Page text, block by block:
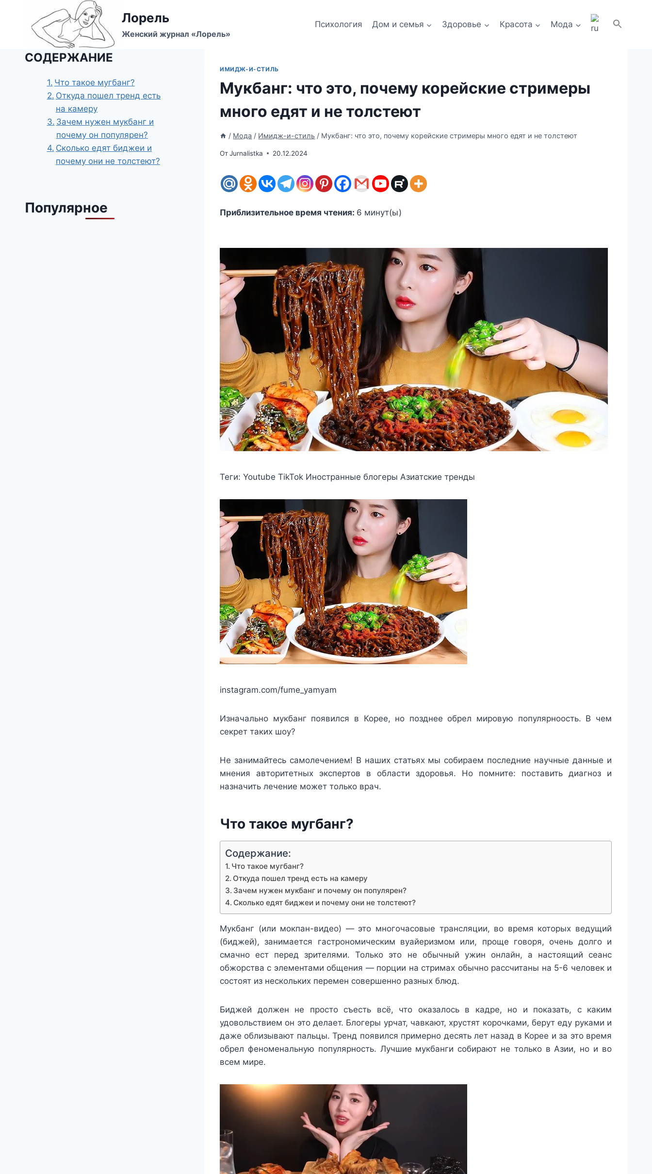
содержимому
Лорель
Женский журнал «Лорель»
Психология Дом и семья Здоровье Красота Мода
ИМИДЖ-И-СТИЛЬ
Мукбанг: что это, почему корейские стримеры
много едят и не толстеют
/ Мода / Имидж-и-стиль / Мукбанг: что это, почему корейские стримеры много едят и не толстеют
ОтJurnalistka 20.12.2024
Приблизительное время чтения: 6 минут(ы)
Теги: Youtube TikTok Иностранные блогеры Азиатские тренды
instagram.com/fume_yamyam
Изначально мукбанг появился в Корее, но позднее обрел мировую популярноость. В чем
секрет таких шоу?
Не занимайтесь самолечением! В наших статьях мы собираем последние научные данные и
мнения авторитетных экспертов в области здоровья. Но помните: поставить диагноз и
назначить лечение может только врач.
Что такое мугбанг?
Содержание:
Что такое мугбанг?
Откуда пошел тренд есть на камеру
Зачем нужен мукбанг и почему он популярен?
Сколько едят биджеи и почему они не толстеют?
Мукбанг (или мокпан-видео) — это многочасовые трансляции, во время которых ведущий
(биджей), занимается гастрономическим вуайеризмом или, проще говоря, очень долго и
смачно ест перед зрителями. Только это не обычный ужин онлайн, а настоящий сеанс
обжорства с элементами общения — порции на стримах обычно рассчитаны на 5-6 человек и
состоят из нескольких перемен совершенно разных блюд.
Биджей должен не просто съесть всё, что оказалось в кадре, но и показать, с каким
удовольствием он это делает. Блогеры урчат, чавкают, хрустят корочками, берут еду руками и
даже облизывают пальцы. Тренд появился примерно десять лет назад в Корее и за это время
обрел феноменальную популярность. Лучшие мукбанги собирают не только в Азии, но и во
всем мире.
СОДЕРЖАНИЕ
Что такое мугбанг?
Откуда пошел тренд есть
на камеру
Зачем нужен мукбанг и
почему он популярен?
Сколько едят биджеи и
почему они не толстеют?
Популярное